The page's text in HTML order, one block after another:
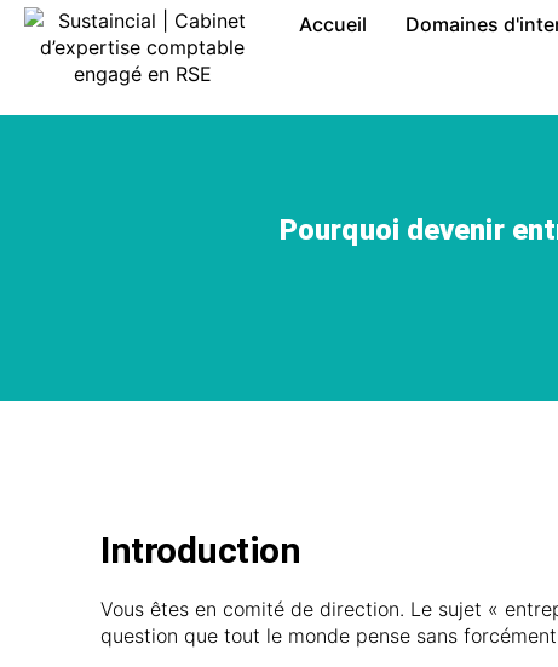
Accueil Domaines
Pourquoi devenir
Introduction
Vous êtes en comité de direction. Le sujet «
question que tout le monde pense sans